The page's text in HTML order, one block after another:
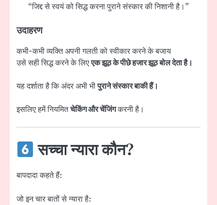
“जिद्द से स्वयं को सिद्ध करना पुराने संस्कार की निशानी है।”
उदाहरण
कभी-कभी व्यक्ति अपनी गलती को स्वीकार करने के बजाय
उसे सही सिद्ध करने के लिएएक झूठ के पीछे हजार झूठ बोल देता है।
यह दर्शाता है कि अंदर अभी भीपुराने संस्कार बाकी हैं।
इसलिए हमें नियमितचेकिंग और चेंजिंगकरनी है।
सच्चा न्यारा कौन?
बापदादा कहते हैं:
जो इन चार बातों से न्यारा है: